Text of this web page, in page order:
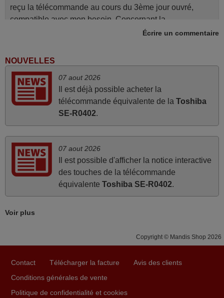
reçu la télécommande au cours du 3ème jour ouvré,
compatible avec mon besoin. Concernant la
fonctionnalité de la télécommande, le produit tient sa
directement utilisable moyennant l'insertion des 2 piles
fournies.
FRANCE
juin 2026
Parfait.. je recommande..!
FRANCE
Écrire un commentaire
NOUVELLES
07 aout 2026
Il est déjà possible acheter la
télécommande équivalente de la Toshiba
SE-R0402.
07 aout 2026
Il est possible d'afficher la notice interactive
des touches de la télécommande
équivalente Toshiba SE-R0402.
Voir plus
Copyright © Mandis Shop 2026
Contact Télécharger la facture
Avis des clients
Conditions générales de vente
Politique de confidentialité et cookies